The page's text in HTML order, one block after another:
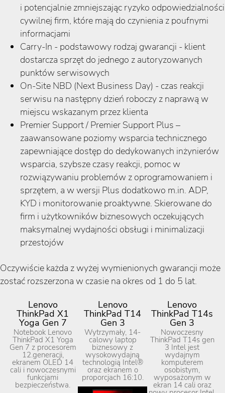
i potencjalnie zmniejszając ryzyko odpowiedzialności
cywilnej firm, które mają do czynienia z poufnymi
informacjami
Carry-In - podstawowy rodzaj gwarancji - klient
dostarcza sprzęt do jednego z autoryzowanych
punktów serwisowych
On-Site NBD (Next Business Day) - czas reakcji
serwisu na następny dzień roboczy z naprawą w
miejscu wskazanym przez klienta
Premier Support / Premier Support Plus –
zaawansowane poziomy wsparcia technicznego
zapewniające dostęp do dedykowanych inżynierów
wsparcia, szybsze czasy reakcji, pomoc w
rozwiązywaniu problemów z oprogramowaniem i
sprzętem, a w wersji Plus dodatkowo m.in. ADP,
KYD i monitorowanie proaktywne. Skierowane do
firm i użytkowników biznesowych oczekujących
maksymalnej wydajności obsługi i minimalizacji
przestojów
Oczywiście każda z wyżej wymienionych gwarancji może
zostać rozszerzona w czasie na okres od 1 do 5 lat.
Lenovo
ThinkPad X1
Yoga Gen 7
Notebook Lenovo
ThinkPad X1 Yoga
Gen 7 z procesorem
12.generacji,
ekranem OLED 14
cali i nowoczesnymi
funkcjami
bezpieczeństwa.
Lenovo
ThinkPad T14
Gen 3
Wytrzymały, 14-
calowy laptop
biznesowy z
wysokowydajną
technologią Intel®
oraz ekranem o
proporcjach 16:10.
Lenovo
ThinkPad T14s
Gen 3
Nowoczesny
ThinkPad T14s gen
3 Intel jest
wydajnym
komputerem
osobistym,
wyposażonym w
ekran 14 cali oraz